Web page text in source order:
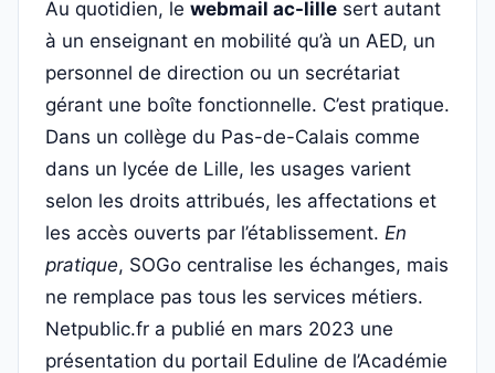
Au quotidien, le webmail ac-lille sert autant
à un enseignant en mobilité qu’à un AED, un
personnel de direction ou un secrétariat
gérant une boîte fonctionnelle. C’est pratique.
Dans un collège du Pas-de-Calais comme
dans un lycée de Lille, les usages varient
selon les droits attribués, les affectations et
les accès ouverts par l’établissement. En
pratique, SOGo centralise les échanges, mais
ne remplace pas tous les services métiers.
Netpublic.fr a publié en mars 2023 une
présentation du portail Eduline de l’Académie